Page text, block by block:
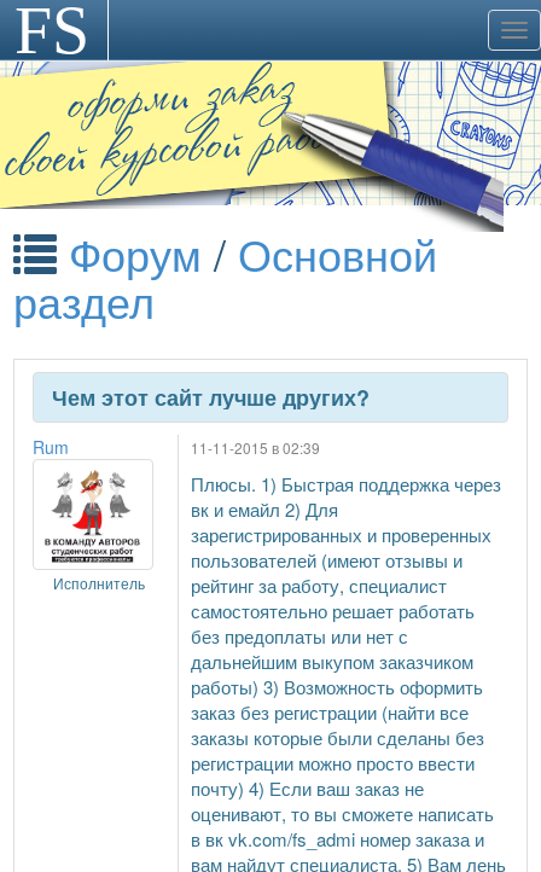
FS
Форум / Основной
раздел
Чем этот сайт лучше других?
Rum
Исполнитель
11-11-2015 в 02:39
Плюсы. 1) Быстрая поддержка через
вк и емайл 2) Для
зарегистрированных и проверенных
пользователей (имеют отзывы и
рейтинг за работу, специалист
самостоятельно решает работать
без предоплаты или нет с
дальнейшим выкупом заказчиком
работы) 3) Возможность оформить
заказ без регистрации (найти все
заказы которые были сделаны без
регистрации можно просто ввести
почту) 4) Если ваш заказ не
оценивают, то вы сможете написать
в вк vk.com/fs_admi номер заказа и
вам найдут специалиста. 5) Вам лень